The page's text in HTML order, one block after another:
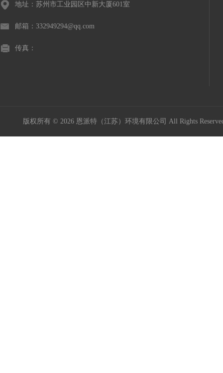
地址：苏州市工业园区中新大厦601室
邮箱：332949294@qq.com
传真：
版权所有 © 2026 恩派特（江苏）环境有限公司 All Rights